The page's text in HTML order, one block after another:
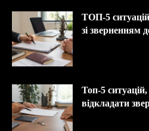
ТОП-5
зі зверненням
Топ-5
відкладати